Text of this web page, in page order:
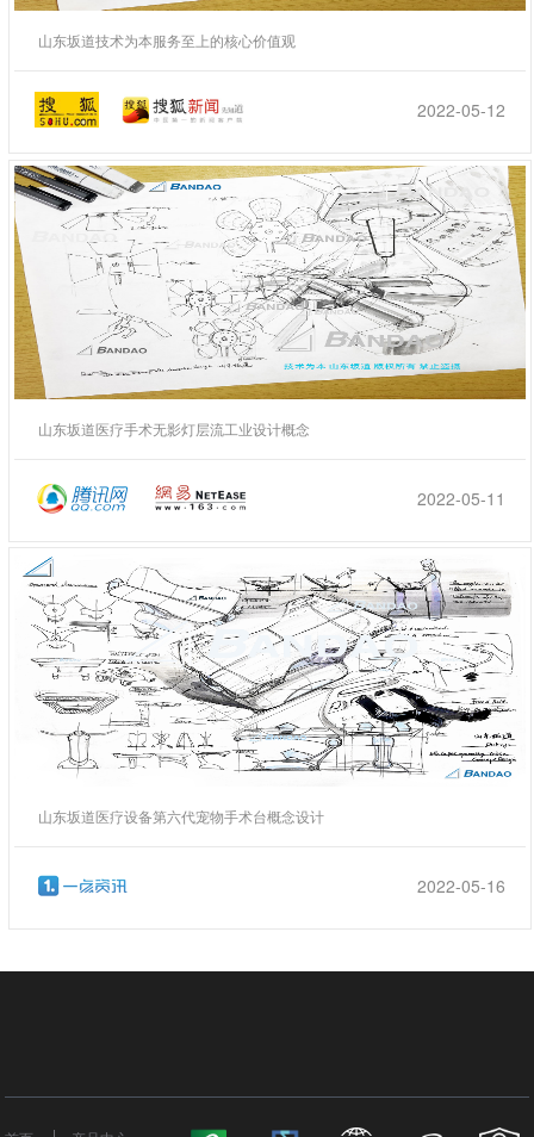
山东坂道技术为本服务至上的核心价值观
2022-05-12
山东坂道医疗手术无影灯层流工业设计概念
2022-05-11
山东坂道医疗设备第六代宠物手术台概念设计
2022-05-16